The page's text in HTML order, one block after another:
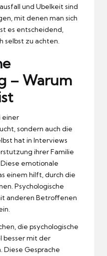
und Ubelkeit sind
mit denen man sich
es entscheidend,
selbst zu achten.
– Warum
einer
sondern auch die
hat in Interviews
ihrer Familie
Diese emotionale
einem hilft, durch die
Psychologische
anderen Betroffenen
die psychologische
besser mit der
Diese Gesprache